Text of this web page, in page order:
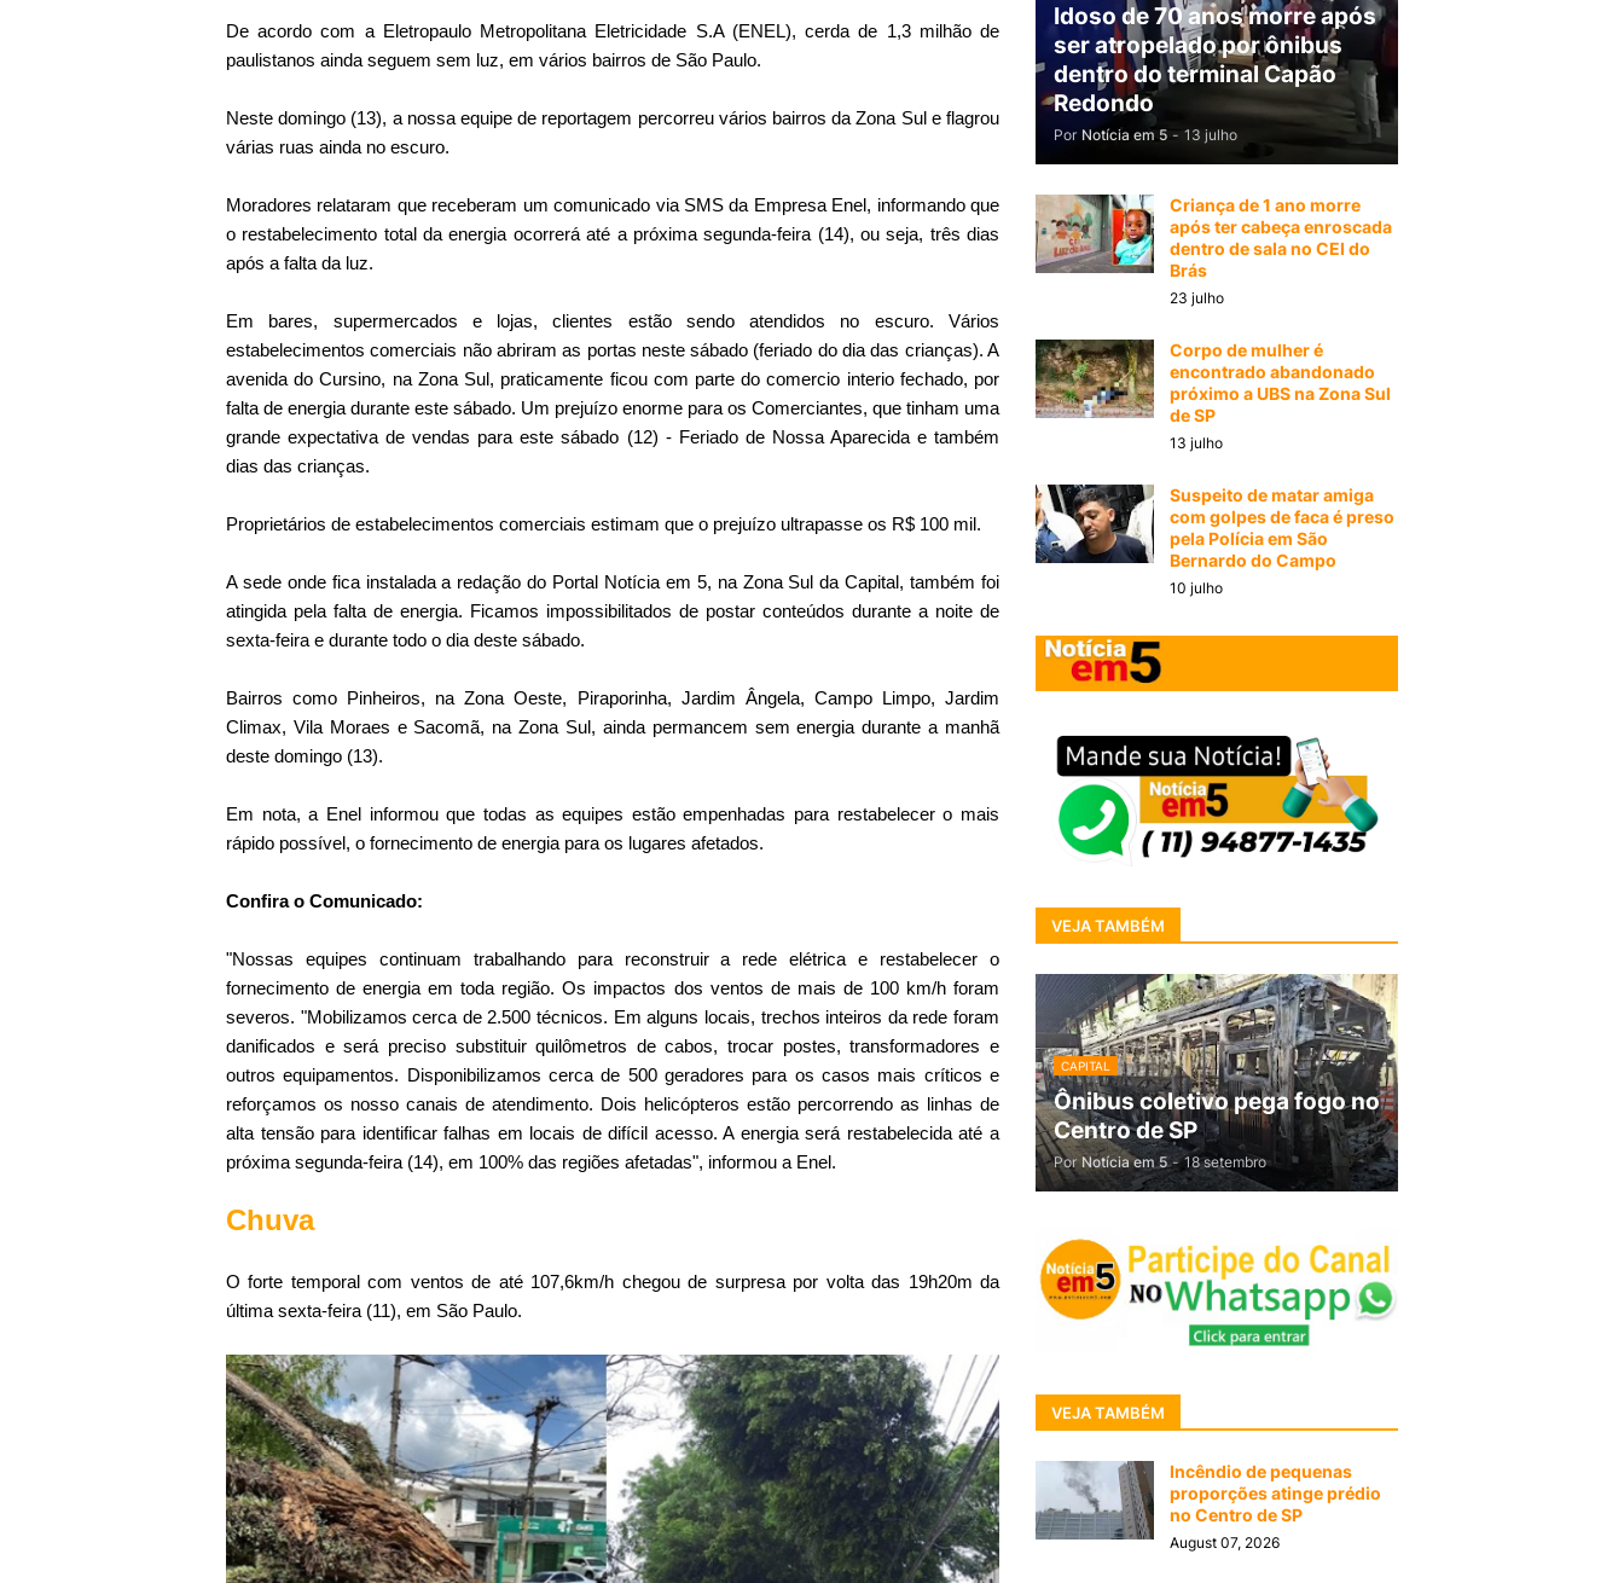
De acordo com a Eletropaulo Metropolitana Eletricidade S.A (ENEL), cerda de 1,3 milhão de
paulistanos ainda seguem sem luz, em vários bairros de São Paulo.
Neste domingo (13), a nossa equipe de reportagem percorreu vários bairros da Zona Sul e flagrou
várias ruas ainda no escuro.
Moradores relataram que receberam um comunicado via SMS da Empresa Enel, informando que
o restabelecimento total da energia ocorrerá até a próxima segunda-feira (14), ou seja, três dias
após a falta da luz.
Em bares, supermercados e lojas, clientes estão sendo atendidos no escuro. Vários
estabelecimentos comerciais não abriram as portas neste sábado (feriado do dia das crianças). A
avenida do Cursino, na Zona Sul, praticamente ficou com parte do comercio interio fechado, por
falta de energia durante este sábado. Um prejuízo enorme para os Comerciantes, que tinham uma
grande expectativa de vendas para este sábado (12) - Feriado de Nossa Aparecida e também
dias das crianças.
Proprietários de estabelecimentos comerciais estimam que o prejuízo ultrapasse os R$ 100 mil.
A sede onde fica instalada a redação do Portal Notícia em 5, na Zona Sul da Capital, também foi
atingida pela falta de energia. Ficamos impossibilitados de postar conteúdos durante a noite de
sexta-feira e durante todo o dia deste sábado.
Bairros como Pinheiros, na Zona Oeste, Piraporinha, Jardim Ângela, Campo Limpo, Jardim
Climax, Vila Moraes e Sacomã, na Zona Sul, ainda permancem sem energia durante a manhã
deste domingo (13).
Em nota, a Enel informou que todas as equipes estão empenhadas para restabelecer o mais
rápido possível, o fornecimento de energia para os lugares afetados.
Confira o Comunicado:
"Nossas equipes continuam trabalhando para reconstruir a rede elétrica e restabelecer o
fornecimento de energia em toda região. Os impactos dos ventos de mais de 100 km/h foram
severos. "Mobilizamos cerca de 2.500 técnicos. Em alguns locais, trechos inteiros da rede foram
danificados e será preciso substituir quilômetros de cabos, trocar postes, transformadores e
outros equipamentos. Disponibilizamos cerca de 500 geradores para os casos mais críticos e
reforçamos os nosso canais de atendimento. Dois helicópteros estão percorrendo as linhas de
alta tensão para identificar falhas em locais de difícil acesso. A energia será restabelecida até a
próxima segunda-feira (14), em 100% das regiões afetadas", informou a Enel.
Chuva
O forte temporal com ventos de até 107,6km/h chegou de surpresa por volta das 19h20m da
última sexta-feira (11), em São Paulo.
Idoso de 70 anos morre após
ser atropelado por ônibus
dentro do terminal Capão
Redondo
Por Notícia em 5 - 13 julho
Criança de 1 ano morre
após ter cabeça enroscada
dentro de sala no CEI do
Brás
23 julho
Corpo de mulher é
encontrado abandonado
próximo a UBS na Zona Sul
de SP
13 julho
Suspeito de matar amiga
com golpes de faca é preso
pela Polícia em São
Bernardo do Campo
10 julho
VEJA TAMBÉM
CAPITAL
Ônibus coletivo pega fogo no
Centro de SP
Por Notícia em 5 - 18 setembro
VEJA TAMBÉM
Incêndio de pequenas
proporções atinge prédio
no Centro de SP
August 07, 2026